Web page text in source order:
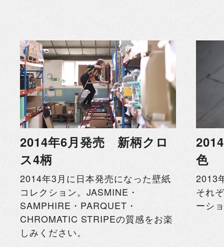
2014年6月発売 新柄クロ
ス4柄
2014年3月に日本発売になった壁紙
コレクション。JASMINE・
SAMPHIRE・PARQUET・
CHROMATIC STRIPEの質感をお楽
しみください。
色
2013
それ
ーシ